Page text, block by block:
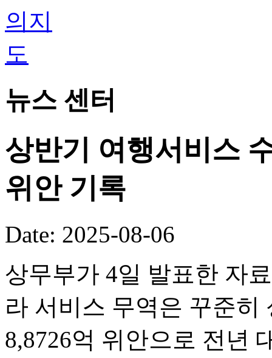
뉴스 센터
상반기 여행서비스
위안 기록
Date: 2025-08-06
상무부가 4일 발표한 자
라 서비스 무역은 꾸준히
8,8726억 위안으로 전년